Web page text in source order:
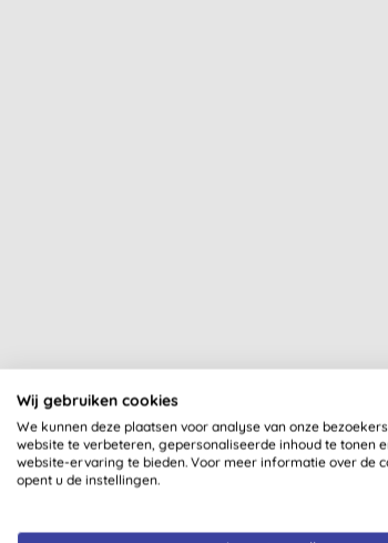
Wij gebruiken cookies
We kunnen deze plaatsen voor analyse van onze
website te verbeteren, gepersonaliseerde inhoud te tonen
website-ervaring te bieden. Voor meer informatie over de
opent u de instellingen.